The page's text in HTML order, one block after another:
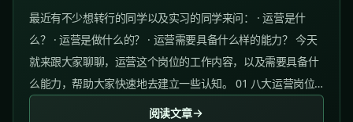
最近有不少想转行的同学以及实习的同学来问： · 运营是什
么？ · 运营是做什么的？ · 运营需要具备什么样的能力？ 今天
就来跟大家聊聊，运营这个岗位的工作内容，以及需要具备什
么能力，帮助大家快速地去建立一些认知。 01 八大运营岗位
✅ 新媒体运营 薪资水平： 12年：710k...
阅读文章